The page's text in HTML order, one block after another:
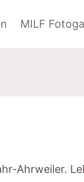
MILF
Ahrweiler.